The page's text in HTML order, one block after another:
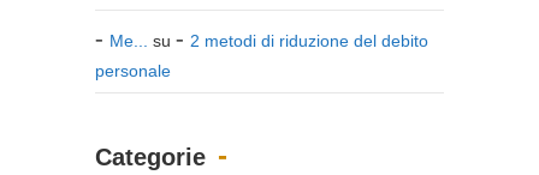
Me... su
2 metodi di riduzione del debito
personale
Categorie